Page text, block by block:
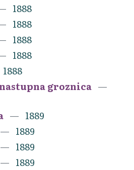
1888
1888
1888
1888
1888
groznica
1889
1889
1889
1889